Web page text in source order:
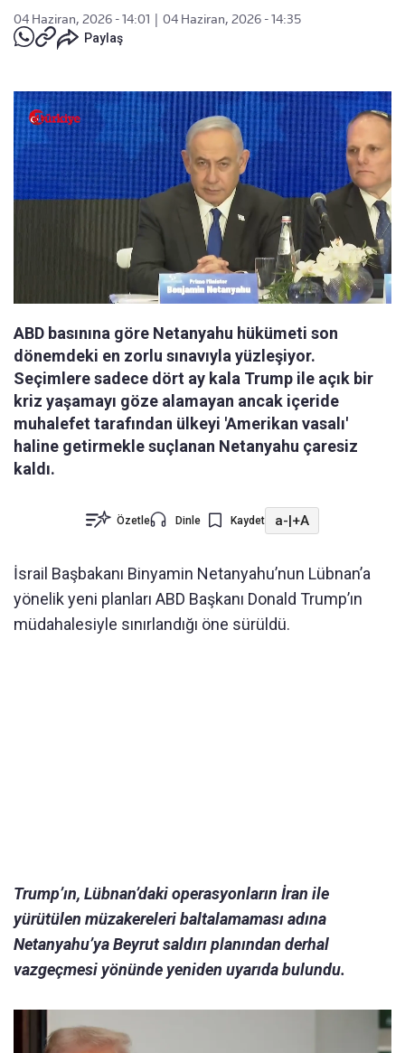
04 Haziran, 2026 - 14:01
04 Haziran, 2026 - 14:35
Paylaş
ABD basınına göre Netanyahu hükümeti son
dönemdeki en zorlu sınavıyla yüzleşiyor.
Seçimlere sadece dört ay kala Trump ile açık bir
kriz yaşamayı göze alamayan ancak içeride
muhalefet tarafından ülkeyi 'Amerikan vasalı'
haline getirmekle suçlanan Netanyahu çaresiz
kaldı.
Özetle Dinle Kaydet a-|+A
İsrail Başbakanı Binyamin Netanyahu’nun Lübnan’a
yönelik yeni planları ABD Başkanı Donald Trump’ın
müdahalesiyle sınırlandığı öne sürüldü.
Trump’ın, Lübnan’daki operasyonların İran ile
yürütülen müzakereleri baltalamaması adına
Netanyahu’ya Beyrut saldırı planından derhal
vazgeçmesi yönünde yeniden uyarıda bulundu.